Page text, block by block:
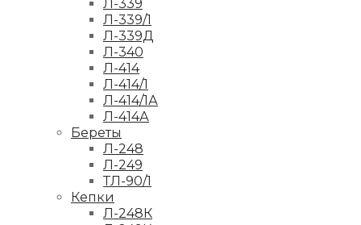
Л-339
Л-339/1
Л-339Д
Л-340
Л-414
Л-414/1
Л-414/1А
Л-414А
Береты
Л-248
Л-249
ТЛ-90/1
Кепки
Л-248К